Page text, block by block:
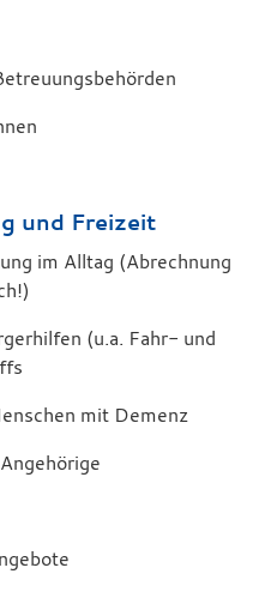
und Freizeit
im Alltag (Abrechnung
(u.a. Fahr- und
mit Demenz